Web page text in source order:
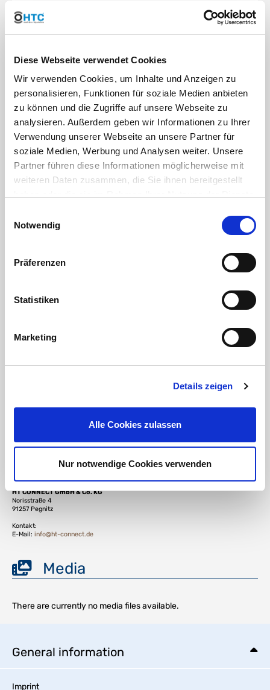
Diese Webseite verwendet Cookies
Wir verwenden Cookies, um Inhalte und Anzeigen zu
personalisieren, Funktionen für soziale Medien anbieten
zu können und die Zugriffe auf unsere Webseite zu
analysieren. Außerdem geben wir Informationen zu Ihrer
Verwendung unserer Webseite an unsere Partner für
soziale Medien, Werbung und Analysen weiter. Unsere
Partner führen diese Informationen möglicherweise mit
weiteren Daten zusammen, die Sie ihnen bereitgestellt
Cookies, wenn Sie unsere Webseite weiterhin nutzen.
Notwendig
Präferenzen
Statistiken
Marketing
Details zeigen
Alle Cookies zulassen
Nur notwendige Cookies verwenden
Arbeitsdruck
(PN):
max. 16 bar bei 20°C
Material: PVC-U
Farbe: Transparent Bläulich
DOWNLOAD
RoHS Bestätigung HTC
die Gewindekennung - oder warum 1" eben keine 25,4mm sind
Verantwortliche Person für die EU
In der EU ansässiger Wirtschaftsbeteiligter, der sicherstellt, dass das Produkt den
HT CONNECT GmbH & Co. KG
Norisstraße 4
91257 Pegnitz
Kontakt:
E-Mail: info@ht-connect.de
Media
There are currently no media files available.
General information
Imprint